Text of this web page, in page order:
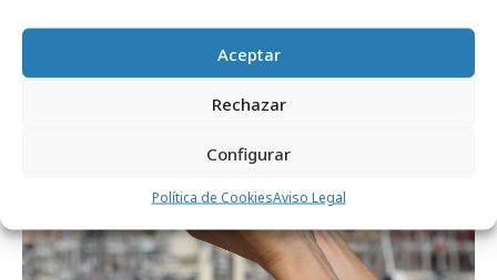
Aceptar
Rechazar
Configurar
Política de CookiesAviso Legal